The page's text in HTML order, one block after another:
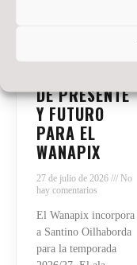
OILHABORDA,
DE PRESENTE
Y FUTURO
PARA EL
WANAPIX
27 de julio de 2026
No
hay comentarios
El Wanapix incorpora
a Santino Oilhaborda
para la temporada